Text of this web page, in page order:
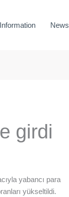
Information News
girdi
yabancı para
yükseltildi.